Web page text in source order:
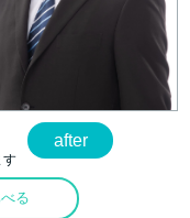
after
す
る